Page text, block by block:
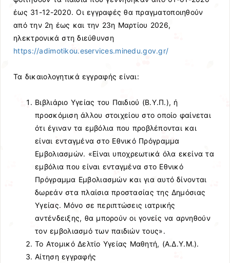
έως 31-12-2020. Οι εγγραφές θα πραγματοποιηθούν
από την 2η έως και την 23η Μαρτίου 2026,
ηλεκτρονικά στη διεύθυνση
https://adimotikou.eservices.minedu.gov.gr/
Τα δικαιολογητικά εγγραφής είναι:
Βιβλιάριο Υγείας του Παιδιού (Β.Υ.Π.), ή
προσκόμιση άλλου στοιχείου στο οποίο φαίνεται
ότι έγιναν τα εμβόλια που προβλέπονται και
είναι ενταγμένα στο Εθνικό Πρόγραμμα
Εμβολιασμών. «Είναι υποχρεωτικά όλα εκείνα τα
εμβόλια που είναι ενταγμένα στο Εθνικό
Πρόγραμμα Εμβολιασμών και για αυτό δίνονται
δωρεάν στα πλαίσια προστασίας της Δημόσιας
Υγείας. Μόνο σε περιπτώσεις ιατρικής
αντένδειξης, θα μπορούν οι γονείς να αρνηθούν
τον εμβολιασμό των παιδιών τους».
Το Ατομικό Δελτίο Υγείας Μαθητή, (Α.Δ.Υ.Μ.).
Αίτηση εγγραφής